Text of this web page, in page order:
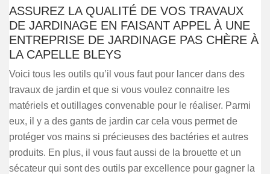
ASSUREZ LA QUALITÉ DE VOS TRAVAUX
DE JARDINAGE EN FAISANT APPEL À UNE
ENTREPRISE DE JARDINAGE PAS CHÈRE À
LA CAPELLE BLEYS
Voici tous les outils qu’il vous faut pour lancer dans des
travaux de jardin et que si vous voulez connaitre les
matériels et outillages convenable pour le réaliser. Parmi
eux, il y a des gants de jardin car cela vous permet de
protéger vos mains si précieuses des bactéries et autres
produits. En plus, il vous faut aussi de la brouette et un
sécateur qui sont des outils par excellence pour gagner la